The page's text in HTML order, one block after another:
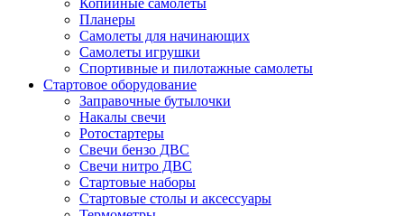
Копийные самолеты
Планеры
Самолеты для начинающих
Самолеты игрушки
Спортивные и пилотажные самолеты
Стартовое оборудование
Заправочные бутылочки
Накалы свечи
Ротостартеры
Свечи бензо ДВС
Свечи нитро ДВС
Стартовые наборы
Стартовые столы и аксессуары